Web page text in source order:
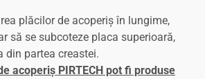
plăcilor de acoperiș în lungime,
să se subcoteze placa superioară,
din partea creastei.
acoperiș PIRTECH pot fi produse